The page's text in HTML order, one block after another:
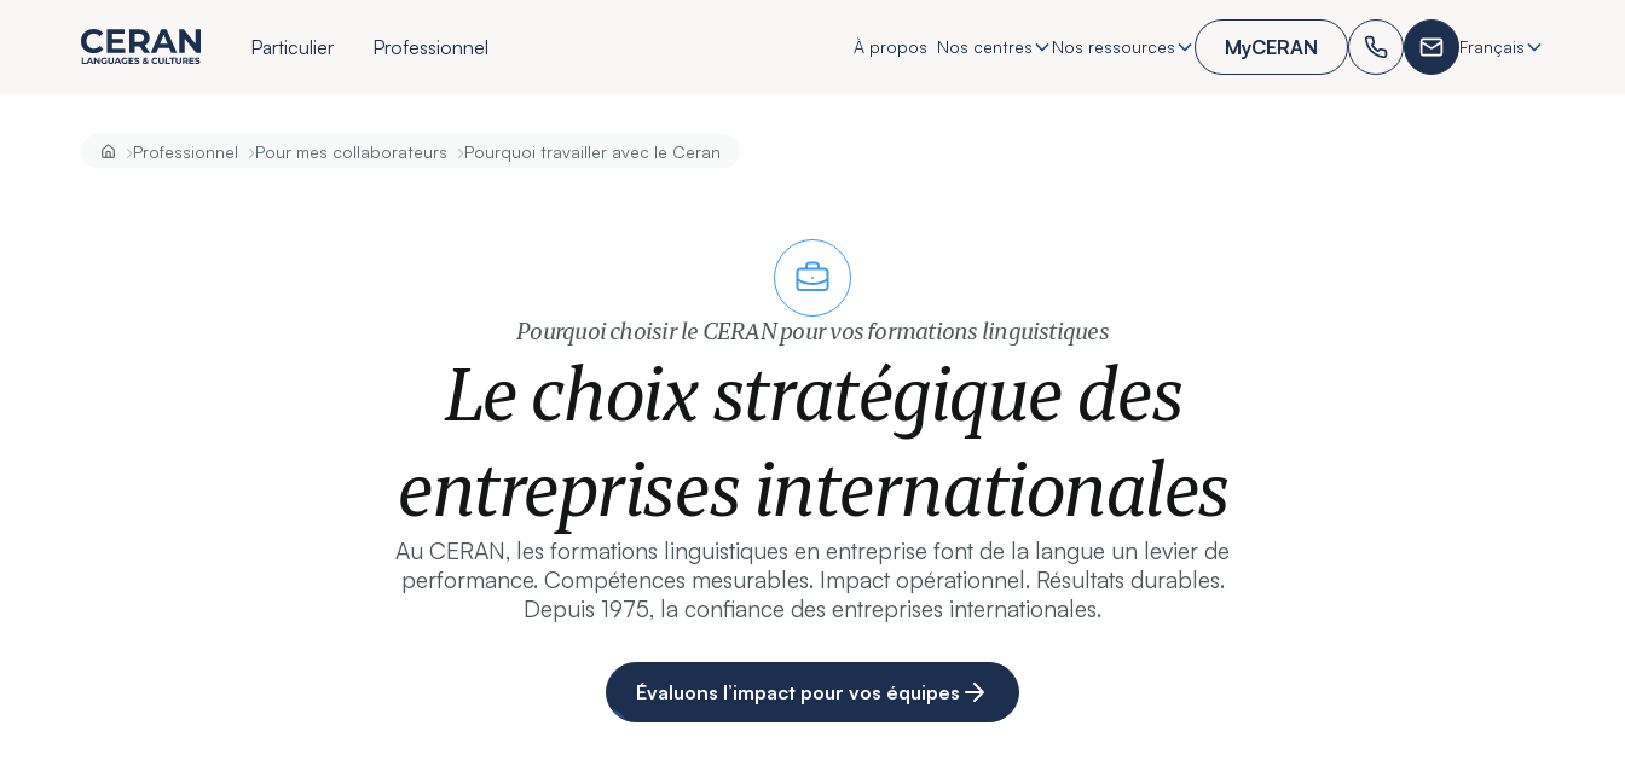
Particulier Professionnel À propos Nos centres Nos ressources MyCERAN Français
›Professionnel ›Pour mes collaborateurs ›Pourquoi travailler avec le Ceran
Pourquoi choisir le CERAN pour vos formations linguistiques
Le choix stratégique des
entreprises internationales
Au CERAN, les formations linguistiques en entreprise font de la langue un levier de
performance. Compétences mesurables. Impact opérationnel. Résultats durables.
Depuis 1975, la confiance des entreprises internationales.
Évaluons l’impact pour vos équipes